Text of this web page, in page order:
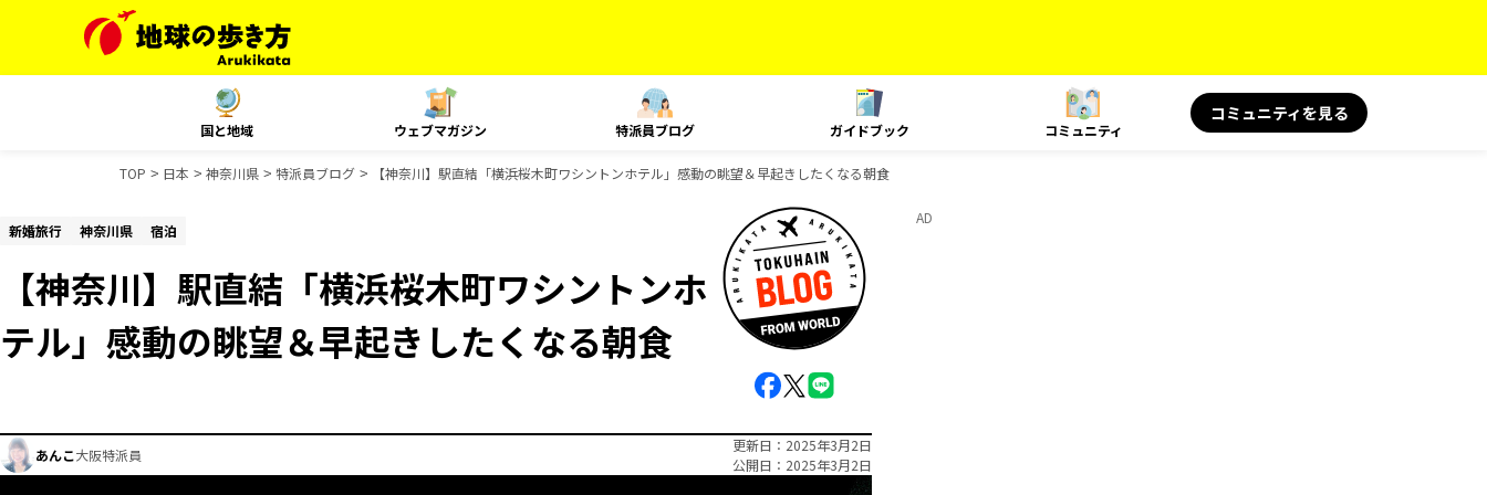
国と地域 ウェブマガジン 特派員ブログ ガイドブック コミュニティ
コミュニティを見る
TOP 日本 神奈川県 特派員ブログ 【神奈川】駅直結「横浜桜木町ワシントンホテル」感動の眺望＆早起きしたくなる朝食
新婚旅行 神奈川県 宿泊
【神奈川】駅直結「横浜桜木町ワシントンホ
テル」感動の眺望＆早起きしたくなる朝食
あんこ大阪特派員
更新日
2025年3月2日
公開日
2025年3月2日
AD